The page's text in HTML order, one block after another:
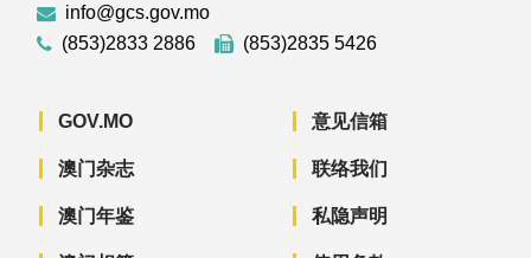
info@gcs.gov.mo
(853)2833 2886
(853)2835 5426
GOV.MO
澳门杂志
澳门年鉴
意见信箱
联络我们
私隐声明